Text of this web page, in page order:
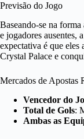
Previsão do Jogo
Baseando-se na
e jogadores ausentes,
expectativa é que eles
Crystal Palace e
Mercados de Apostas
Vencedor do
Total de Gols:
Ambas as